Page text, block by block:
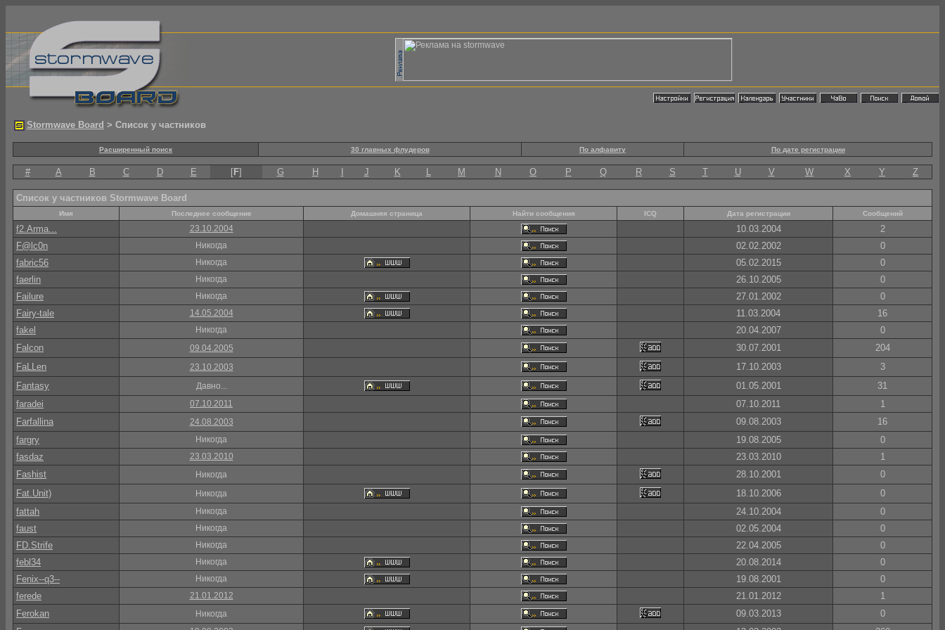
Stormwave Board > Список у частников
Расширенный поиск 30 главных флудеров По алфавиту По дате регистрации
# A B C D E [F] G H J K L M N O P Q R S T U V W X Y Z
Список у частников Stormwave Board
Имя Последнее сообщение Домашняя страница Найти сообщения ICQ Дата регистрации Сообщений
f2.Arma... 23.10.2004 10.03.2004
2
F@lc0n
Никогда 02.02.2002
0
fabric56
Никогда 05.02.2015
0
faerlin
Никогда 26.10.2005
0
Failure
Никогда 27.01.2002
0
Fairy-tale
14.05.2004 11.03.2004
16
fakel
Никогда 20.04.2007
0
Falcon
09.04.2005 30.07.2001
204
FaLLen
23.10.2003 17.10.2003
3
Fantasy
Давно... 01.05.2001
31
faradei
07.10.2011 07.10.2011
1
Farfallina
24.08.2003 09.08.2003
16
fargry
Никогда 19.08.2005
0
fasdaz
23.03.2010 23.03.2010
1
Fashist
Никогда 28.10.2001
0
Fat.Unit)
Никогда 18.10.2006
0
fattah
Никогда 24.10.2004
0
faust
Никогда 02.05.2004
0
FD.Strife
Никогда 22.04.2005
0
febl34
Никогда 20.08.2014
0
Fenix--q3--
Никогда 19.08.2001
0
ferede
21.01.2012 21.01.2012
1
Ferokan
Никогда 09.03.2013
0